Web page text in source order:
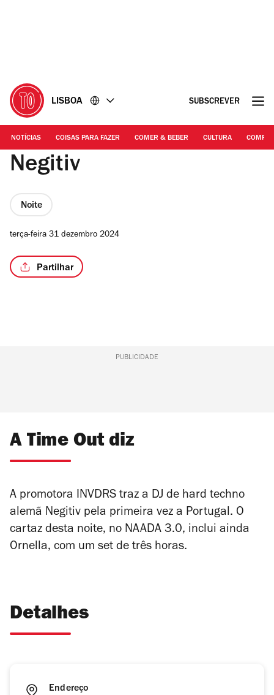
LISBOA SUBSCREVER
NOTÍCIAS COISAS PARA FAZER COMER & BEBER CULTURA
Negitiv
Noite
terça-feira 31 dezembro 2024
Partilhar
PUBLICIDADE
A Time Out diz
A promotora INVDRS traz a DJ de hard techno
alemã Negitiv pela primeira vez a Portugal. O
cartaz desta noite, no NAADA 3.0, inclui ainda
Ornella, com um set de três horas.
Detalhes
Endereço